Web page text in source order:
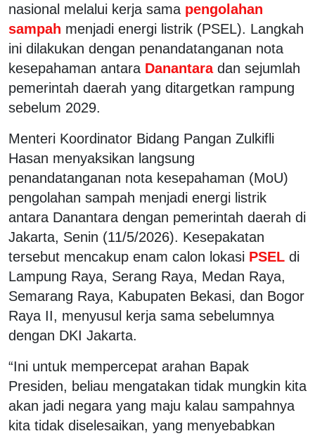
nasional melalui kerja sama pengolahan
sampah menjadi energi listrik (PSEL). Langkah
ini dilakukan dengan penandatanganan nota
kesepahaman antara Danantara dan sejumlah
pemerintah daerah yang ditargetkan rampung
sebelum 2029.
Menteri Koordinator Bidang Pangan Zulkifli
Hasan menyaksikan langsung
penandatanganan nota kesepahaman (MoU)
pengolahan sampah menjadi energi listrik
antara Danantara dengan pemerintah daerah di
Jakarta, Senin (11/5/2026). Kesepakatan
tersebut mencakup enam calon lokasi PSEL di
Lampung Raya, Serang Raya, Medan Raya,
Semarang Raya, Kabupaten Bekasi, dan Bogor
Raya II, menyusul kerja sama sebelumnya
dengan DKI Jakarta.
“Ini untuk mempercepat arahan Bapak
Presiden, beliau mengatakan tidak mungkin kita
akan jadi negara yang maju kalau sampahnya
kita tidak diselesaikan, yang menyebabkan